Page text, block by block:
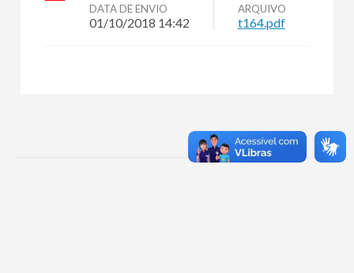
DATA DE ENVIO
01/10/2018 14:42
ARQUIVO
t164.pdf